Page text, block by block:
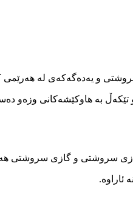
و یه‌ده‌گه‌كه‌ى له‌ هه‌رێمى
به‌ هاوكێشه‌كانى وزه‌و
سروشتى و گازى سروشتى
ئاراوه‌.